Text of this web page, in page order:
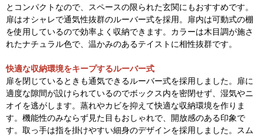
とコンパクトなので、スペースの限られた玄関にもおすすめです。
扉はオシャレで通気性抜群のルーバー式を採用。扉内は可動式の棚
を使用しているので効率よく収納できます。カラーは木目調が施さ
れたナチュラル色で、温かみのあるテイストに相性抜群です。
快適な収納環境をキープするルーバー式
扉を閉じているときも通気できるルーバー式を採用しました。扉に
適度な隙間が設けられているのでボックス内を密閉せず、湿気やニ
オイを逃がします。蒸れやカビを抑えて快適な収納環境を作りま
す。機能性のみならず見た目もおしゃれで、開放感のある印象で
す。取っ手は指を掛けやすい細身のデザインを採用しました。スム